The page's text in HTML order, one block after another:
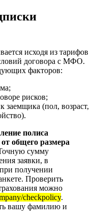
исходя из тарифов
договора с МФО.
факторов:
рисков;
заемщика (пол, возраст,
полиса
общего размера
сумму
заявки, в
получении
Проверить
можно
checkpolicy.
вашу фамилию и